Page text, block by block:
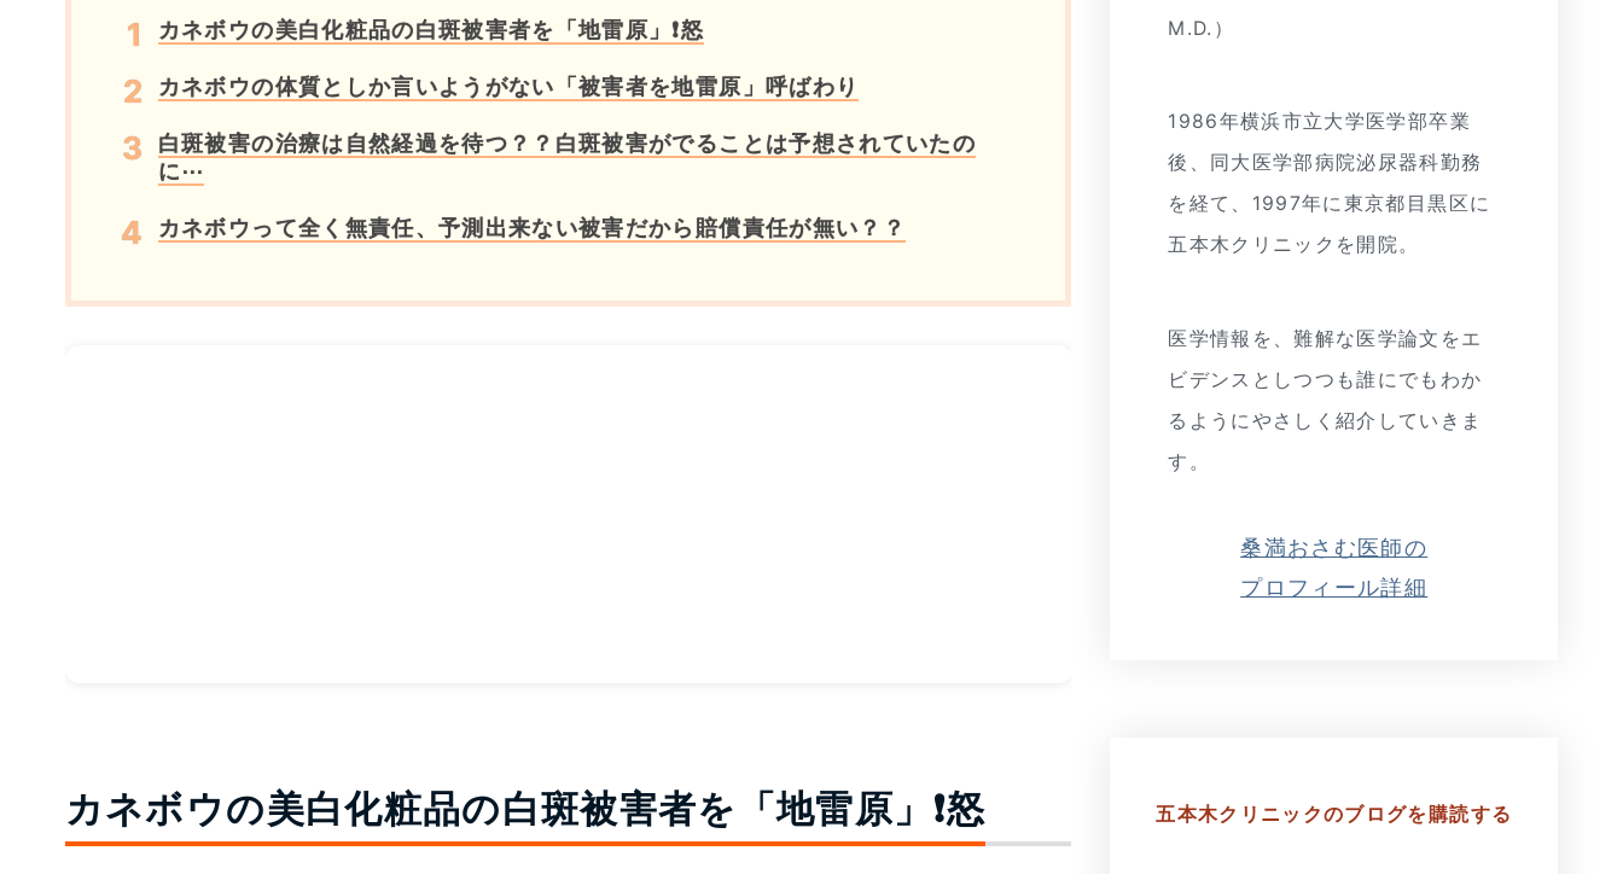
カネボウの美白化粧品の白斑被害者を「地雷原」❗怒
カネボウの体質としか言いようがない「被害者を地雷原」呼ばわり
白斑被害の治療は自然経過を待つ？？白斑被害がでることは予想されていたの
に⋯
カネボウって全く無責任、予測出来ない被害だから賠償責任が無い？？
カネボウの美白化粧品の白斑被害者を「地雷原」❗怒
M.D.）
1986年横浜市立大学医学部卒業
後、同大医学部病院泌尿器科勤務
を経て、1997年に東京都目黒区に
五本木クリニックを開院。
医学情報を、難解な医学論文をエ
ビデンスとしつつも誰にでもわか
るようにやさしく紹介していきま
す。
桑満おさむ医師の
プロフィール詳細
五本木クリニックのブログを購読する